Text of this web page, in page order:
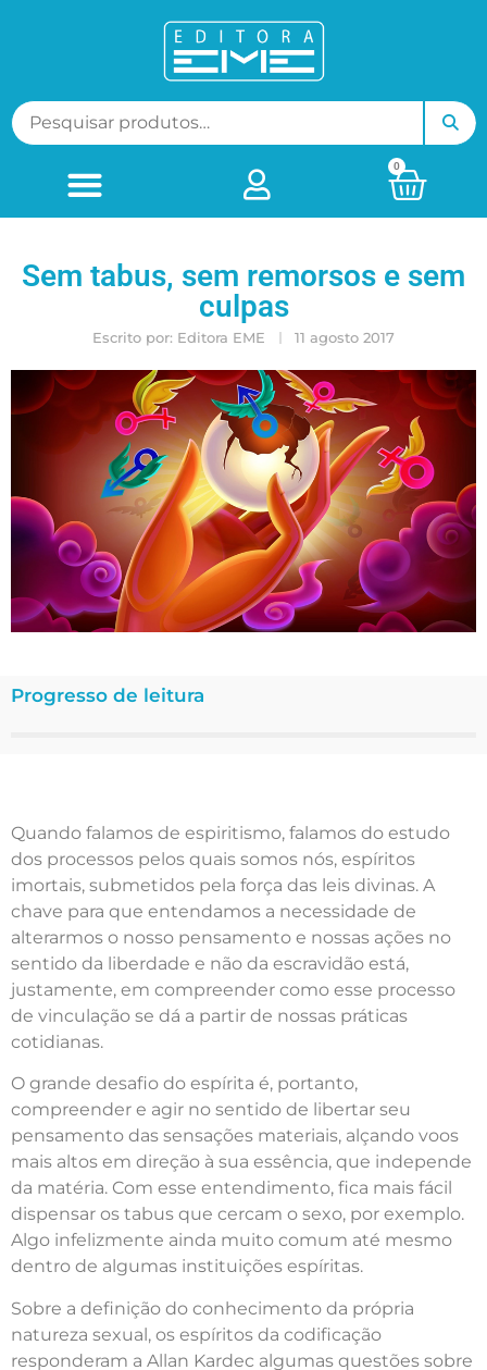
0
Sem tabus, sem remorsos e sem
culpas
Escrito por: Editora EME 11 agosto 2017
Progresso de leitura
Quando falamos de espiritismo, falamos do estudo
dos processos pelos quais somos nós, espíritos
imortais, submetidos pela força das leis divinas. A
chave para que entendamos a necessidade de
alterarmos o nosso pensamento e nossas ações no
sentido da liberdade e não da escravidão está,
justamente, em compreender como esse processo
de vinculação se dá a partir de nossas práticas
cotidianas.
O grande desafio do espírita é, portanto,
compreender e agir no sentido de libertar seu
pensamento das sensações materiais, alçando voos
mais altos em direção à sua essência, que independe
da matéria. Com esse entendimento, fica mais fácil
dispensar os tabus que cercam o sexo, por exemplo.
Algo infelizmente ainda muito comum até mesmo
dentro de algumas instituições espíritas.
Sobre a definição do conhecimento da própria
natureza sexual, os espíritos da codificação
responderam a Allan Kardec algumas questões sobre